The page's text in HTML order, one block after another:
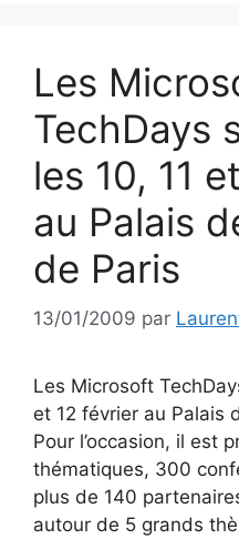
Les
TechDays
les 10, 11
au Palais
de Paris
13/01/2009 par
Les Microsoft
et 12 février au Palais
Pour l’occasion, il est
thématiques, 300
plus de 140
autour de 5 grands